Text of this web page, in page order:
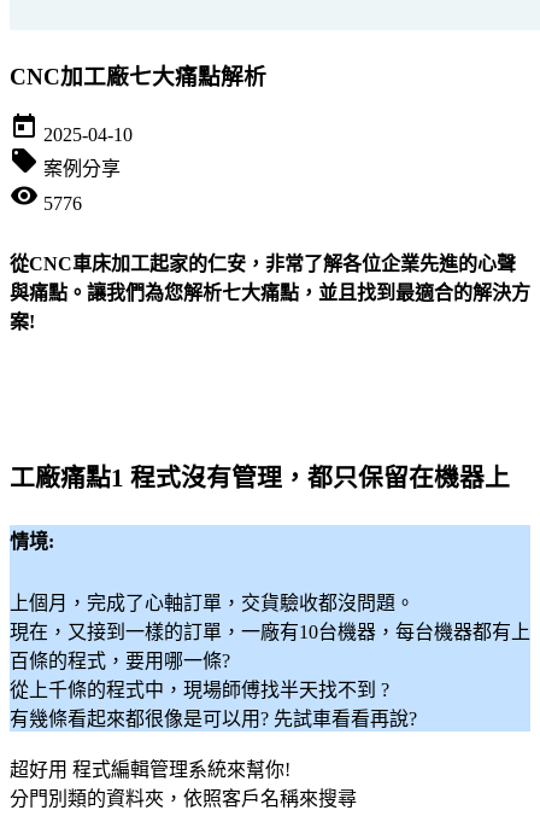
CNC加工廠七大痛點解析
today 2025-04-10
local_offer 案例分享
visibility 5776
從CNC車床加工起家的仁安，非常了解各位企業先進的心聲
與痛點。讓我們為您解析七大痛點，並且找到最適合的解決方
案!
工廠痛點1 程式沒有管理，都只保留在機器上
情境:
上個月，完成了心軸訂單，交貨驗收都沒問題。
現在，又接到一樣的訂單，一廠有10台機器，每台機器都有上
百條的程式，要用哪一條?
從上千條的程式中，現場師傅找半天找不到 ?
有幾條看起來都很像是可以用? 先試車看看再說?
超好用 程式編輯管理系統來幫你!
分門別類的資料夾，依照客戶名稱來搜尋